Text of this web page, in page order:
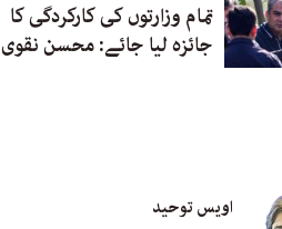
تمام وزارتوں کی کارکردگی کا
جائزہ لیا جائے: محسن نقوی
اویس توحید